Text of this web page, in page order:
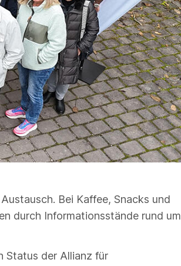
Bei Kaffee, Snacks und
durch Informationsstände rund um
Status der Allianz für